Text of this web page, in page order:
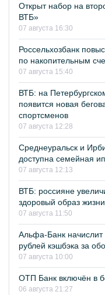
Открыт набор на
ВТБ»
07 августа 16:30
Россельхозбанк
по накопительным
07 августа 15:40
ВТБ: на
появится новая
спортсменов
07 августа 12:28
Среднеуральск и
доступна семейная
07 августа 12:13
ВТБ: россияне
здоровый образ жизни
07 августа 11:50
Альфа-Банк
рублей кэшбэка за
07 августа 10:00
ОТП Банк включён в
06 августа 21:27